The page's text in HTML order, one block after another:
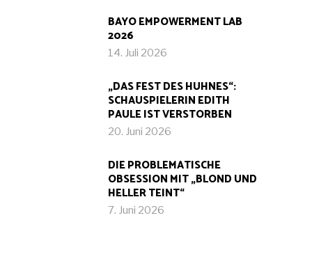
BAYO EMPOWERMENT LAB
2026
14. Juli 2026
„DAS FEST DES HUHNES“:
SCHAUSPIELERIN EDITH
PAULE IST VERSTORBEN
20. Juni 2026
DIE PROBLEMATISCHE
OBSESSION MIT „BLOND UND
HELLER TEINT“
7. Juni 2026